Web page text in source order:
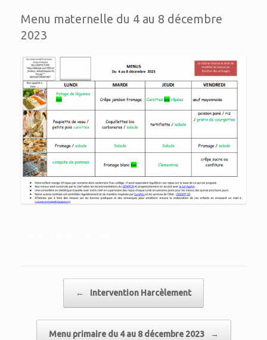
Menu maternelle du 4 au 8 décembre
2023
← Intervention Harcèlement
Menu primaire du 4 au 8 décembre 2023 →